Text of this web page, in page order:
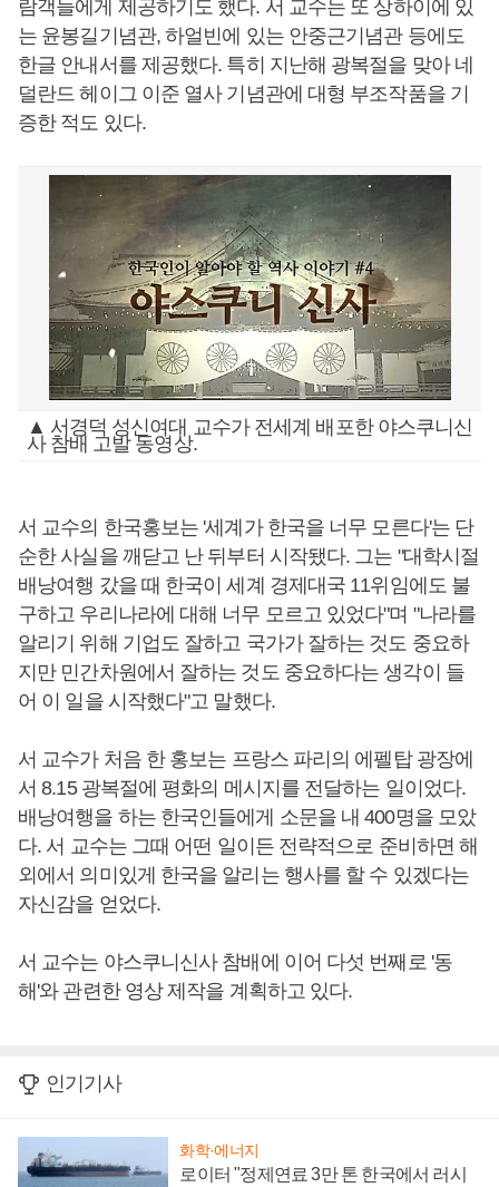
람객들에게 제공하기도 했다. 서 교수는 또 상하이에 있
는 윤봉길기념관, 하얼빈에 있는 안중근기념관 등에도
한글 안내서를 제공했다. 특히 지난해 광복절을 맞아 네
덜란드 헤이그 이준 열사 기념관에 대형 부조작품을 기
증한 적도 있다.
▲ 서경덕 성신여대 교수가 전세계 배포한 야스쿠니신
사 참배 고발 동영상.
서 교수의 한국홍보는 '세계가 한국을 너무 모른다'는 단
순한 사실을 깨닫고 난 뒤부터 시작됐다. 그는 "대학시절
배낭여행 갔을 때 한국이 세계 경제대국 11위임에도 불
구하고 우리나라에 대해 너무 모르고 있었다"며 "나라를
알리기 위해 기업도 잘하고 국가가 잘하는 것도 중요하
지만 민간차원에서 잘하는 것도 중요하다는 생각이 들
어 이 일을 시작했다"고 말했다.
서 교수가 처음 한 홍보는 프랑스 파리의 에펠탑 광장에
서 8.15 광복절에 평화의 메시지를 전달하는 일이었다.
배낭여행을 하는 한국인들에게 소문을 내 400명을 모았
다. 서 교수는 그때 어떤 일이든 전략적으로 준비하면 해
외에서 의미있게 한국을 알리는 행사를 할 수 있겠다는
자신감을 얻었다.
서 교수는 야스쿠니신사 참배에 이어 다섯 번째로 '동
해'와 관련한 영상 제작을 계획하고 있다.
인기기사
화학·에너지
로이터 "정제연료 3만 톤 한국에서 러시